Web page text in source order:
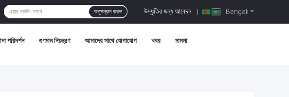
Bengali
উদ্ধৃতির জন্য আবেদন |
অনুসন্ধান করুন
পরিদর্শন গুণমান নিয়ন্ত্রণ আমাদের সাথে যোগাযোগ খবর মামলা